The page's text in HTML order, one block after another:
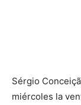
Sérgio
miércoles la